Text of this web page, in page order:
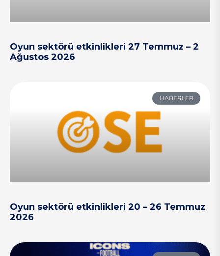
Oyun sektörü etkinlikleri 27 Temmuz – 2
Ağustos 2026
HABERLER
Oyun sektörü etkinlikleri 20 – 26 Temmuz
2026